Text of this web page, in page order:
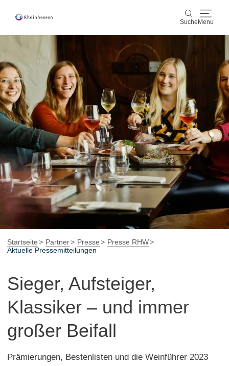
Suche Menu
Suche
Wein & Genuss
Aktiv & Natur
Kultur & Städte
Veranstaltungen
Buchung & Service
ShopRheinhessen-Blog Karte
Startseite Partner Presse
Presse RHW
Aktuelle Pressemitteilungen
Sieger, Aufsteiger,
Klassiker – und immer
großer Beifall
Prämierungen, Bestenlisten und die Weinführer 2023